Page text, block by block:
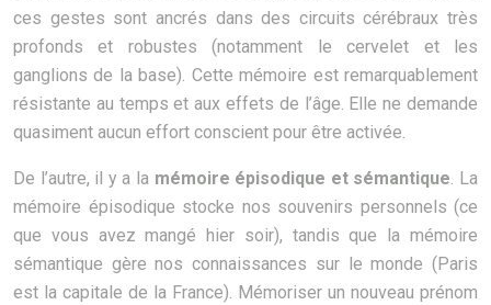
ces gestes sont ancrés dans des circuits cérébraux très
profonds et robustes (notamment le cervelet et les
ganglions de la base). Cette mémoire est remarquablement
résistante au temps et aux effets de l’âge. Elle ne demande
quasiment aucun effort conscient pour être activée.
De l’autre, il y a la mémoire épisodique et sémantique . La
mémoire épisodique stocke nos souvenirs personnels (ce
que vous avez mangé hier soir), tandis que la mémoire
sémantique gère nos connaissances sur le monde (Paris
est la capitale de la France). Mémoriser un nouveau prénom